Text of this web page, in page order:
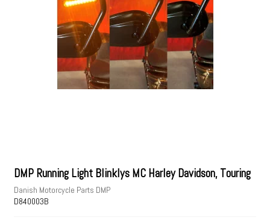
DMP Running Light Blinklys MC Harley Davidson, Touring
Danish Motorcycle Parts DMP
D840003B